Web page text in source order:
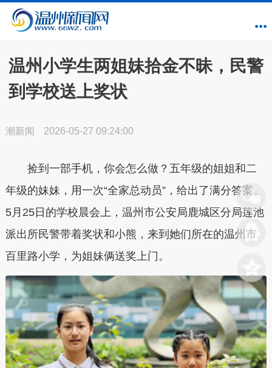
温州小学生两姐妹拾金不昧，民警
到学校送上奖状
潮新闻 2026-05-27 09:24:00
捡到一部手机，你会怎么做？五年级的姐姐和二
年级的妹妹，用一次“全家总动员”，给出了满分答案。
5月25日的学校晨会上，温州市公安局鹿城区分局莲池
派出所民警带着奖状和小熊，来到她们所在的温州市
百里路小学，为姐妹俩送奖上门。